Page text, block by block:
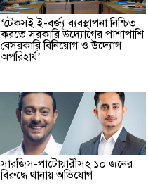
‘টেকসই ই-বর্জ্য ব্যবস্থাপনা নিশ্চিত
করতে সরকারি উদ্যোগের পাশাপাশি
বেসরকারি বিনিয়োগ ও উদ্যোগ
অপরিহার্য’
সারজিস-পাটোয়ারীসহ ১০ জনের
বিরুদ্ধে থানায় অভিযোগ